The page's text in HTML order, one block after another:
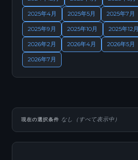
2025年4月 2025年5月 2025年7月
2025年9月 2025年10月 2025年12月
2026年2月 2026年4月 2026年5月
2026年7月
現在の選択条件 なし（すべて表示中）